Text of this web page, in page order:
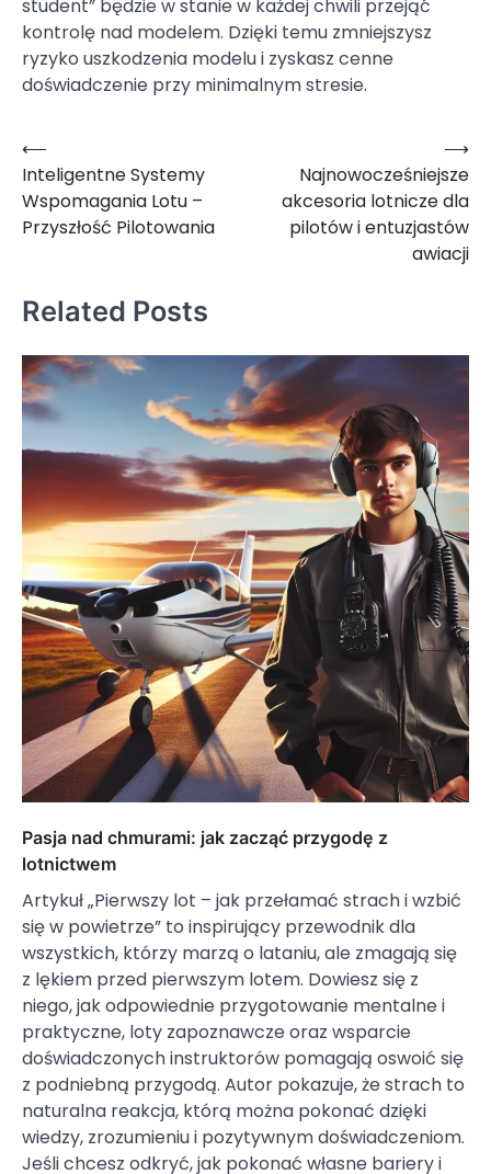
student” będzie w stanie w każdej chwili przejąć
kontrolę nad modelem. Dzięki temu zmniejszysz
ryzyko uszkodzenia modelu i zyskasz cenne
doświadczenie przy minimalnym stresie.
Nawigacja
wpisu
⟵
Inteligentne Systemy
Wspomagania Lotu –
Przyszłość Pilotowania
Najnowocześniejsze
akcesoria lotnicze dla
pilotów i entuzjastów
awiacji
⟶
Related Posts
Pasja nad chmurami: jak zacząć przygodę z
lotnictwem
Artykuł „Pierwszy lot – jak przełamać strach i wzbić
się w powietrze” to inspirujący przewodnik dla
wszystkich, którzy marzą o lataniu, ale zmagają się
z lękiem przed pierwszym lotem. Dowiesz się z
niego, jak odpowiednie przygotowanie mentalne i
praktyczne, loty zapoznawcze oraz wsparcie
doświadczonych instruktorów pomagają oswoić się
z podniebną przygodą. Autor pokazuje, że strach to
naturalna reakcja, którą można pokonać dzięki
wiedzy, zrozumieniu i pozytywnym doświadczeniom.
Jeśli chcesz odkryć, jak pokonać własne bariery i